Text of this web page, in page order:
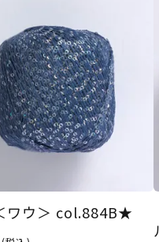
WOW＜ワウ＞ col.884B★